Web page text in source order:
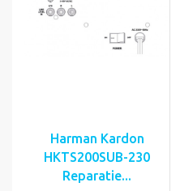
Harman Kardon
HKTS200SUB-230
Reparatie...